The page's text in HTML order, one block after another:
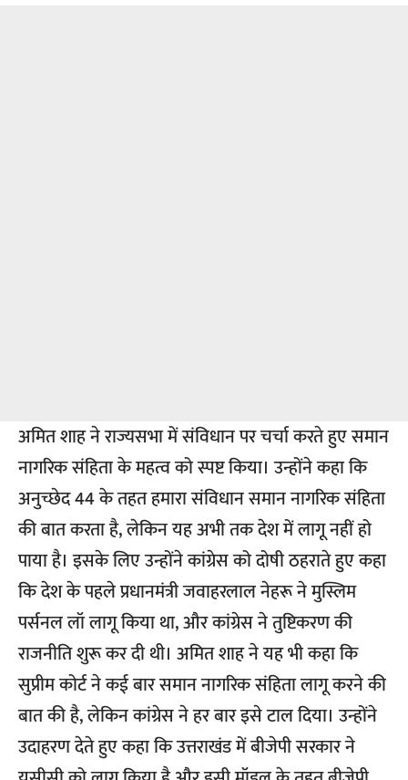
अमित शाहने राज्यसभा में संविधान पर चर्चा करते हुएसमान
नागरिक संहिताके महत्व को स्पष्ट किया। उन्होंने कहा कि
अनुच्छेद 44 के तहत हमारा संविधान समान नागरिक संहिता
की बात करता है, लेकिन यह अभी तक देश में लागू नहीं हो
पाया है। इसके लिए उन्होंने कांग्रेस को दोषी ठहराते हुए कहा
कि देश के पहले प्रधानमंत्री जवाहरलाल नेहरू ने मुस्लिम
पर्सनल लॉ लागू किया था, और कांग्रेस ने तुष्टिकरण की
राजनीति शुरू कर दी थी। अमित शाह ने यह भी कहा कि
सुप्रीम कोर्ट ने कई बार समान नागरिक संहिता लागू करने की
बात की है, लेकिन कांग्रेस ने हर बार इसे टाल दिया। उन्होंने
उदाहरण देते हुए कहा कि उत्तराखंड में बीजेपी सरकार ने